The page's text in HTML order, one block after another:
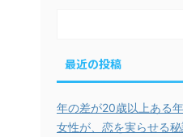
最近の投稿
年の差が20歳以上ある
女性が、恋を実らせる秘